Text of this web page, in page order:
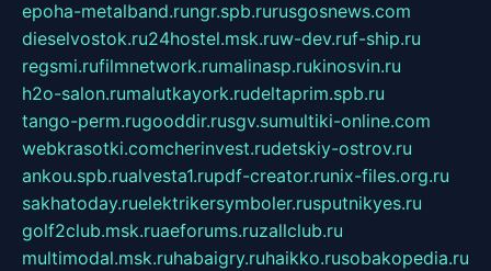
epoha-metalband.rungr.spb.rurusgosnews.com
dieselvostok.ru24hostel.msk.ruw-dev.ruf-ship.ru
regsmi.rufilmnetwork.rumalinasp.rukinosvin.ru
h2o-salon.rumalutkayork.rudeltaprim.spb.ru
tango-perm.rugooddir.rusgv.sumultiki-online.com
webkrasotki.comcherinvest.rudetskiy-ostrov.ru
ankou.spb.rualvesta1.rupdf-creator.runix-files.org.ru
sakhatoday.ruelektrikersymboler.rusputnikyes.ru
golf2club.msk.ruaeforums.ruzallclub.ru
multimodal.msk.ruhabaigry.ruhaikko.rusobakopedia.ru